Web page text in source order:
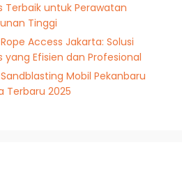
Terbaik untuk Perawatan
Tinggi
Access Jakarta: Solusi
yang Efisien dan Profesional
Mobil Pekanbaru
Terbaru 2025